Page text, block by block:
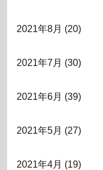
2021年8月 (20)
2021年7月 (30)
2021年6月 (39)
2021年5月 (27)
2021年4月 (19)